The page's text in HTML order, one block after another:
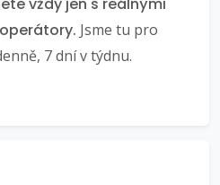
Jsme tu pro
7 dní v týdnu.